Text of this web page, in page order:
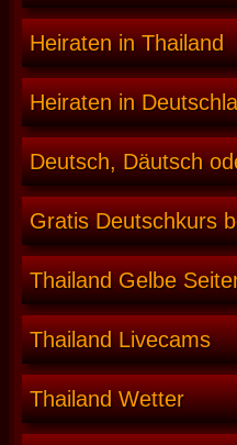
Heiraten in Thailand
Heiraten in
Deutsch, Däutsch
Gratis Deutschkurs
Thailand Gelbe
Thailand Livecams
Thailand Wetter